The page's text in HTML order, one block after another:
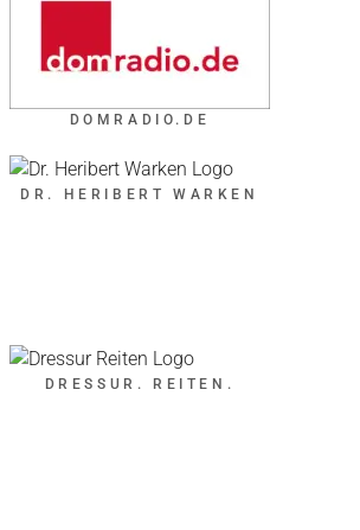
DOMRADIO.DE
DR. HERIBERT WARKEN
DRESSUR. REITEN.